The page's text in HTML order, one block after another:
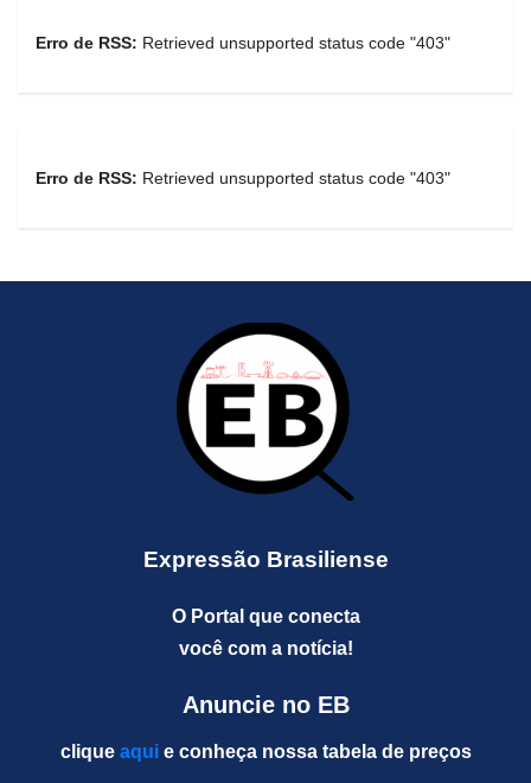
Erro de RSS: Retrieved unsupported status code "403"
Erro de RSS: Retrieved unsupported status code "403"
Expressão Brasiliense
O Portal que conecta
você com a notícia!
Anuncie no EB
clique aquie conheça nossa tabela de preços